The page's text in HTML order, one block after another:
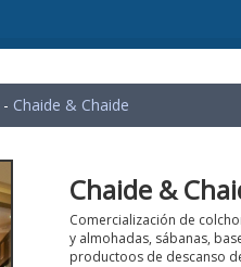
- Chaide & Chaide
Chaide &
Comercialización de
y almohadas, sábanas,
productoos de descanso